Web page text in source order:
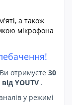
а також
мікрофона
отримуєте 30
YOUTV .
у режимі